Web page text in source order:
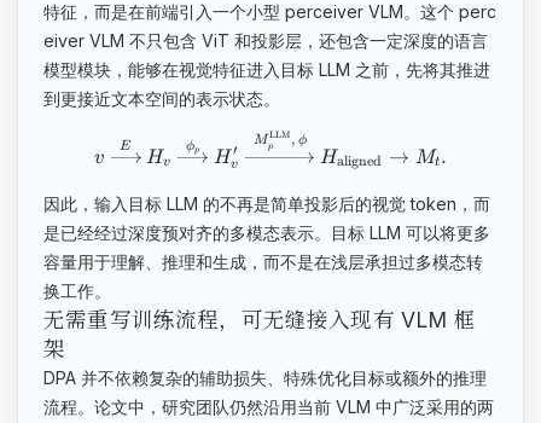
特征，而是在前端引入一个小型 perceiver VLM。这个 perc
eiver VLM 不只包含 ViT 和投影层，还包含一定深度的语言
模型模块，能够在视觉特征进入目标 LLM 之前，先将其推进
到更接近文本空间的表示状态。
v
E
Hv
ϕp Hv
′
Mp
LLM , ϕ
Haligned → Mt .
因此，输入目标 LLM 的不再是简单投影后的视觉 token，而
是已经经过深度预对齐的多模态表示。目标 LLM 可以将更多
容量用于理解、推理和生成，而不是在浅层承担过多模态转
换工作。
无需重写训练流程，可无缝接入现有 VLM 框
架
DPA 并不依赖复杂的辅助损失、特殊优化目标或额外的推理
流程。论文中，研究团队仍然沿用当前 VLM 中广泛采用的两